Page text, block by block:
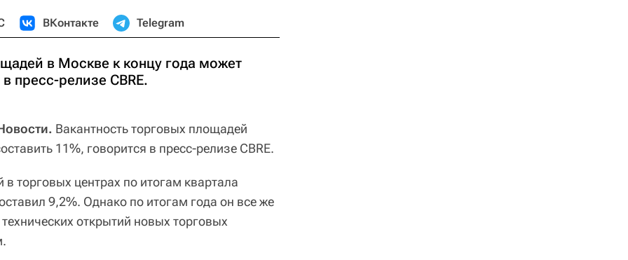
ВКонтакте Telegram
в Москве к концу года может
пресс-релизе CBRE.
Вакантность торговых площадей
11%, говорится в пресс-релизе CBRE.
торговых центрах по итогам квартала
9,2%. Однако по итогам года он все же
открытий новых торговых